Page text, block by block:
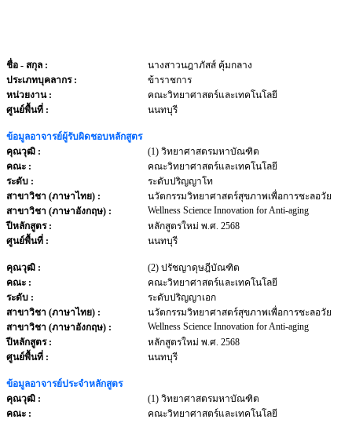
ชื่อ - สกุล :
นางสาวนฎาภัสส์ คุ้มกลาง
ประเภทบุคลากร :
ข้าราชการ
หน่วยงาน :
คณะวิทยาศาสตร์และเทคโนโลยี
ศูนย์พื้นที่ :
นนทบุรี
ข้อมูลอาจารย์ผู้รับผิดชอบหลักสูตร
คุณวุฒิ :
(1) วิทยาศาสตรมหาบัณฑิต
คณะ :
คณะวิทยาศาสตร์และเทคโนโลยี
ระดับ :
ระดับปริญญาโท
สาขาวิชา (ภาษาไทย) :
นวัตกรรมวิทยาศาสตร์สุขภาพเพื่อการชะลอวัย
สาขาวิชา (ภาษาอังกฤษ) :
Wellness Science Innovation for Anti-aging
ปีหลักสูตร :
หลักสูตรใหม่ พ.ศ. 2568
ศูนย์พื้นที่ :
นนทบุรี
คุณวุฒิ :
(2) ปรัชญาดุษฎีบัณฑิต
คณะ :
คณะวิทยาศาสตร์และเทคโนโลยี
ระดับ :
ระดับปริญญาเอก
สาขาวิชา (ภาษาไทย) :
นวัตกรรมวิทยาศาสตร์สุขภาพเพื่อการชะลอวัย
สาขาวิชา (ภาษาอังกฤษ) :
Wellness Science Innovation for Anti-aging
ปีหลักสูตร :
หลักสูตรใหม่ พ.ศ. 2568
ศูนย์พื้นที่ :
นนทบุรี
ข้อมูลอาจารย์ประจำหลักสูตร
คุณวุฒิ :
(1) วิทยาศาสตรมหาบัณฑิต
คณะ :
คณะวิทยาศาสตร์และเทคโนโลยี